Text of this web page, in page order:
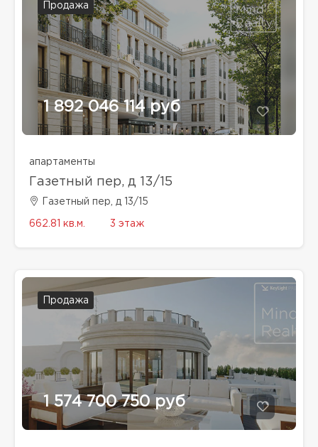
Продажа
1 892 046 114 руб
апартаменты
Газетный пер, д 13/15
Газетный пер, д 13/15
662.81 кв.м. 3 этаж
Продажа
1 574 700 750 руб